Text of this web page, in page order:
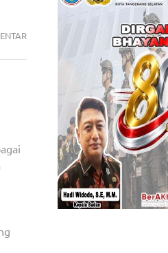
BUKA
BERKUALITAS
MENANGKAN
PERSAINGAN